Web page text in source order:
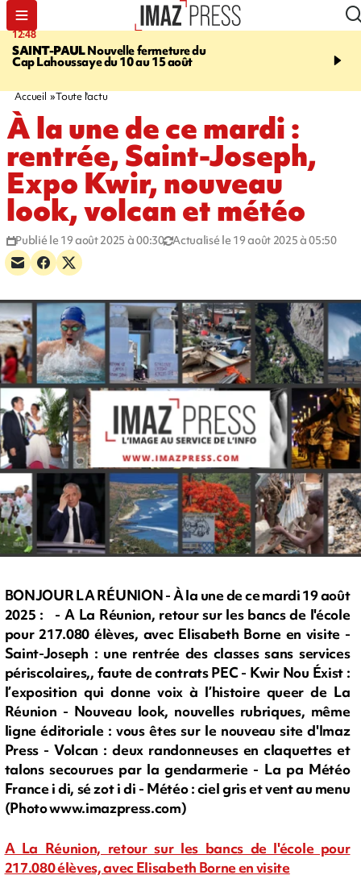
12:48
SAINT-PAULNouvelle fermeture du
Cap Lahoussaye du 10 au 15 août
14:23
massif de migrants, la
Accueil Toute l'actu
À la une de ce mardi :
rentrée, Saint-Joseph,
Expo Kwir, nouveau
look, volcan et météo
Publié le 19 août 2025 à 00:30 Actualisé le 19 août 2025 à 05:50
BONJOUR LA RÉUNION - À la une de ce mardi 19 août
2025 : - A La Réunion, retour sur les bancs de l'école
pour 217.080 élèves, avec Elisabeth Borne en visite -
Saint-Joseph : une rentrée des classes sans services
périscolaires,, faute de contrats PEC - Kwir Nou Éxist :
l’exposition qui donne voix à l’histoire queer de La
Réunion - Nouveau look, nouvelles rubriques, même
ligne éditoriale : vous êtes sur le nouveau site d'Imaz
Press - Volcan : deux randonneuses en claquettes et
talons secourues par la gendarmerie - La pa Météo
France i di, sé zot i di - Météo : ciel gris et vent au menu
(Photo www.imazpress.com)
A La Réunion, retour sur les bancs de l'école pour
217.080 élèves, avec Elisabeth Borne en visite